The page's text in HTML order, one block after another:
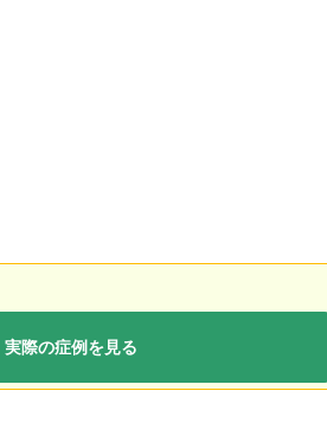
実際の症例を見る